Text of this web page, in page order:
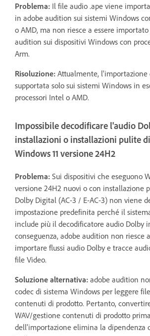
Problema: Il file audio .ape viene
in adobe audition sui sistemi Windows
o AMD, ma non riesce a essere
audition sui dispositivi Windows con
Arm.
Risoluzione: Attualmente, l'importazione
supportata solo sui sistemi Windows in
processori Intel o AMD.
Impossibile decodificare l'audio
installazioni o installazioni pulite
Windows 11 versione 24H2
Problema: Sui dispositivi che eseguono
versione 24H2 nuovi o con installazione
Dolby Digital (AC-3 / E-AC-3) non viene
impostazione predefinita perché il
include più il decodificatore audio Dolby
conseguenza, adobe audition non riesce
importare flussi audio Dolby e tracce
file Video.
Soluzione alternativa: adobe audition
codec di sistema Windows per leggere
contenuti di prodotto. Pertanto,
WAV/gestione contenuti di prodotto prima
dell'importazione elimina la dipendenza